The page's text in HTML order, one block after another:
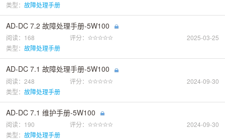
类型： 故障处理手册
AD-DC 7.2 故障处理手册-5W100
阅读：168 评分：
2025-03-25
类型： 故障处理手册
AD-DC 7.1 故障处理手册-5W100
阅读：248 评分：
2024-09-30
类型： 故障处理手册
AD-DC 7.1 维护手册-5W100
阅读：190 评分：
2024-09-30
类型： 故障处理手册